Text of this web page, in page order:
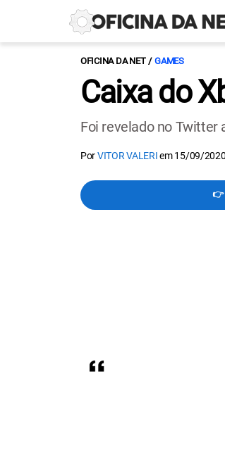
OFICINA DA NET GAMES
Caixa do
Foi revelado no Twitter
PorVITOR VALERIem15/09/
👉